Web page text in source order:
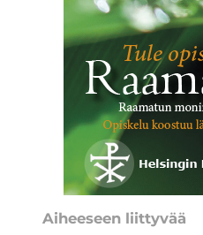
Aiheeseen liittyvää